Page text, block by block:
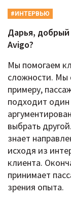
#ИНТЕРВЬЮ
Дарья, добрый
Avigo?
Мы помогаем
сложности. Мы
примеру,
подходит
выбрать
знает
исходя из
клиента.
принимает
зрения опыта.